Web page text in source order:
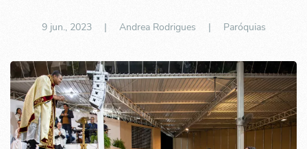
9 jun., 2023| Andrea Rodrigues | Paróquias